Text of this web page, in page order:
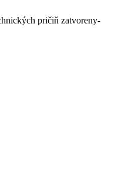
pričiň zatvoreny-